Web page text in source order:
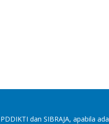
dan SIBRAJA, apabila ada